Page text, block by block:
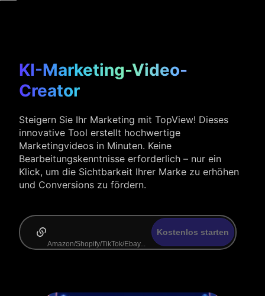
KI-Marketing-Video-
Creator
Steigern Sie Ihr Marketing mit TopView! Dieses
innovative Tool erstellt hochwertige
Marketingvideos in Minuten. Keine
Bearbeitungskenntnisse erforderlich – nur ein
Klick, um die Sichtbarkeit Ihrer Marke zu erhöhen
und Conversions zu fördern.
Kostenlos starten